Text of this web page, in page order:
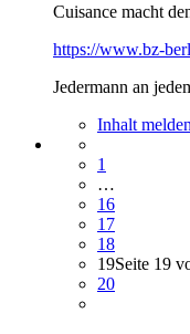
Cuisance macht
https://www.bz-
Jedermann an
Inhalt melden
1
…
16
17
18
19Seite 19
20